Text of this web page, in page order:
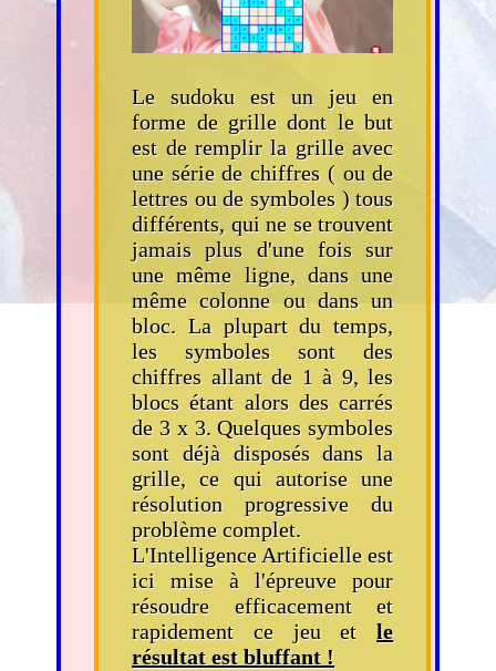
Le sudoku est un jeu en
forme de grille dont le but
est de remplir la grille avec
une série de chiffres ( ou de
lettres ou de symboles ) tous
différents, qui ne se trouvent
jamais plus d'une fois sur
une même ligne, dans une
même colonne ou dans un
bloc. La plupart du temps,
les symboles sont des
chiffres allant de 1 à 9, les
blocs étant alors des carrés
de 3 x 3. Quelques symboles
sont déjà disposés dans la
grille, ce qui autorise une
résolution progressive du
problème complet.
L'Intelligence Artificielle est
ici mise à l'épreuve pour
résoudre efficacement et
rapidement ce jeu etle
résultat est bluffant !